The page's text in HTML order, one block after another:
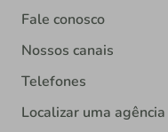
Fale conosco
Nossos canais
Telefones
Localizar uma agência